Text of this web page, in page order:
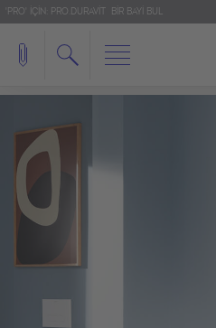
'PRO' IÇIN: PRO.DURAVIT BIR BAYI BUL